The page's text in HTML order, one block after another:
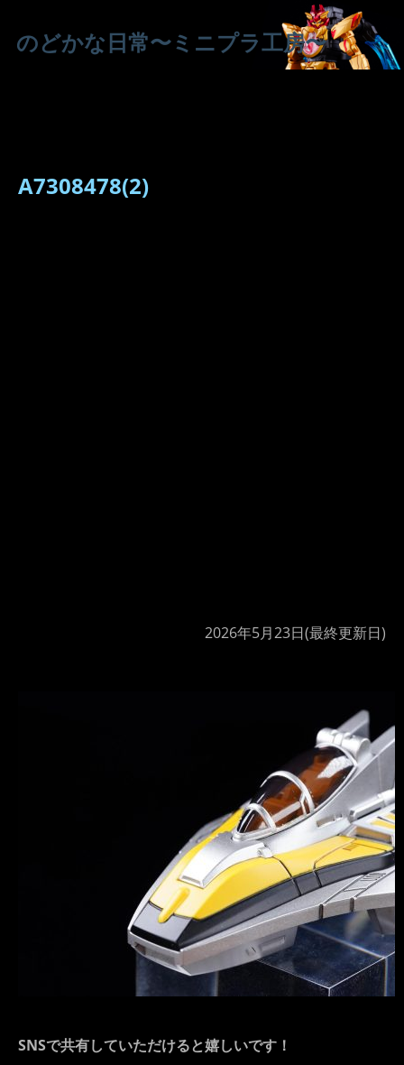
のどかな日常〜ミニプラ工房〜
A7308478(2)
2026年5月23日(最終更新日)
SNSで共有していただけると嬉しいです！